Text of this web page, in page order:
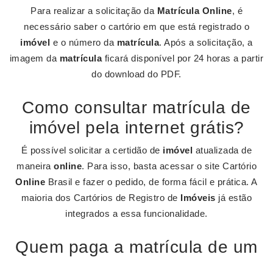
Para realizar a solicitação da Matrícula Online, é
necessário saber o cartório em que está registrado o
imóvel e o número da matrícula. Após a solicitação, a
imagem da matrículaficará disponível por 24 horas a partir
do download do PDF.
Como consultar matrícula de
imóvel pela internet grátis?
É possível solicitar a certidão de imóvel atualizada de
maneira online. Para isso, basta acessar o site Cartório
Online Brasil e fazer o pedido, de forma fácil e prática. A
maioria dos Cartórios de Registro de Imóveis já estão
integrados a essa funcionalidade.
Quem paga a matrícula de um